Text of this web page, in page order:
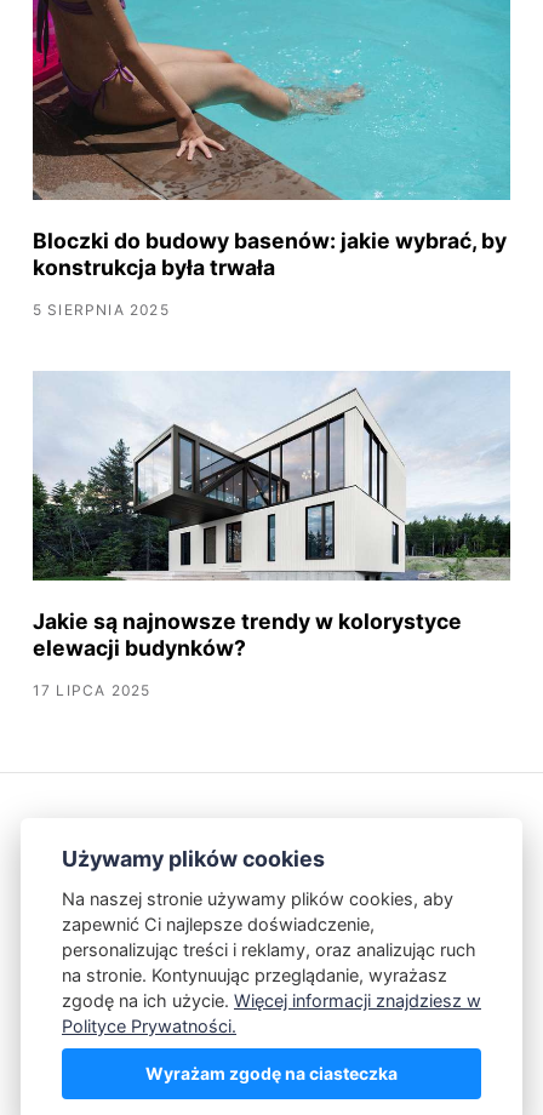
Bloczki do budowy basenów: jakie wybrać, by
konstrukcja była trwała
5 SIERPNIA 2025
Jakie są najnowsze trendy w kolorystyce
elewacji budynków?
17 LIPCA 2025
Kontakt Polityka Prywatności
Powered by Publii
Używamy plików cookies
Na naszej stronie używamy plików cookies, aby
zapewnić Ci najlepsze doświadczenie,
personalizując treści i reklamy, oraz analizując ruch
na stronie. Kontynuując przeglądanie, wyrażasz
zgodę na ich użycie. Więcej informacji znajdziesz w
Polityce Prywatności.
Wyrażam zgodę na ciasteczka